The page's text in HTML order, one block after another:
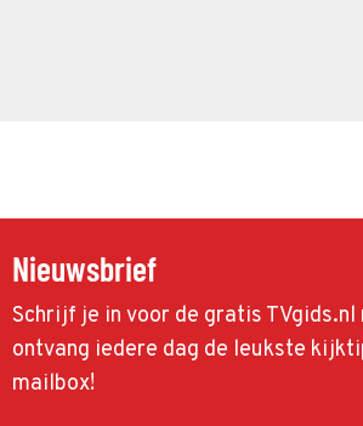
Nieuwsbrief
Schrijf je in voor de gratis
ontvang iedere dag de leukste
mailbox!